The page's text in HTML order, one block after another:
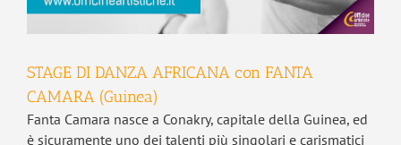
STAGE DI DANZA AFRICANA con FANTA
CAMARA (Guinea)
Fanta Camara nasce a Conakry, capitale della Guinea, ed
è sicuramente uno dei talenti più singolari e carismatici